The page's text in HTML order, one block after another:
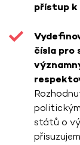
přístup k
čísla pro
států o